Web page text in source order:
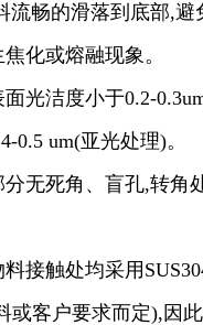
流畅的滑落到底部,避
化或熔融现象。
光洁度小于0.2-
0.5 um(亚光处理)。
无死角、盲孔,转角
接触处均采用
或客户要求而定), 因